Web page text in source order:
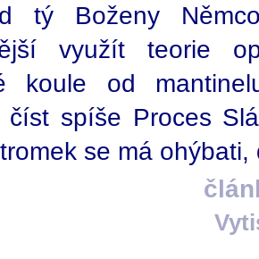
tý Boženy
využít teorie
koule od
číst spíše Proces
se má